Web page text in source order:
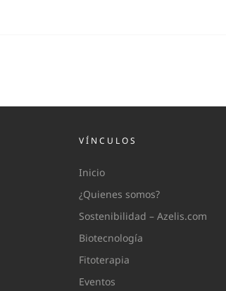
VÍNCULOS
Inicio
¿Quienes somos?
Sostenibilidad – Azelis.com
Biotecnología
Fitoterapia
Eventos